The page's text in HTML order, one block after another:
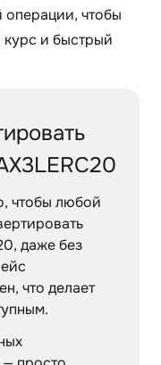
операции, чтобы
курс и быстрый
чтобы любой
даже без
что делает